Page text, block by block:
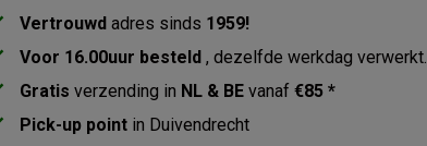
Vertrouwd adres sinds 1959!
Voor 16.00uur besteld, dezelfde werkdag verwerkt.
Gratis verzending in NL & BE vanaf€85 *
Pick-up point in Duivendrecht